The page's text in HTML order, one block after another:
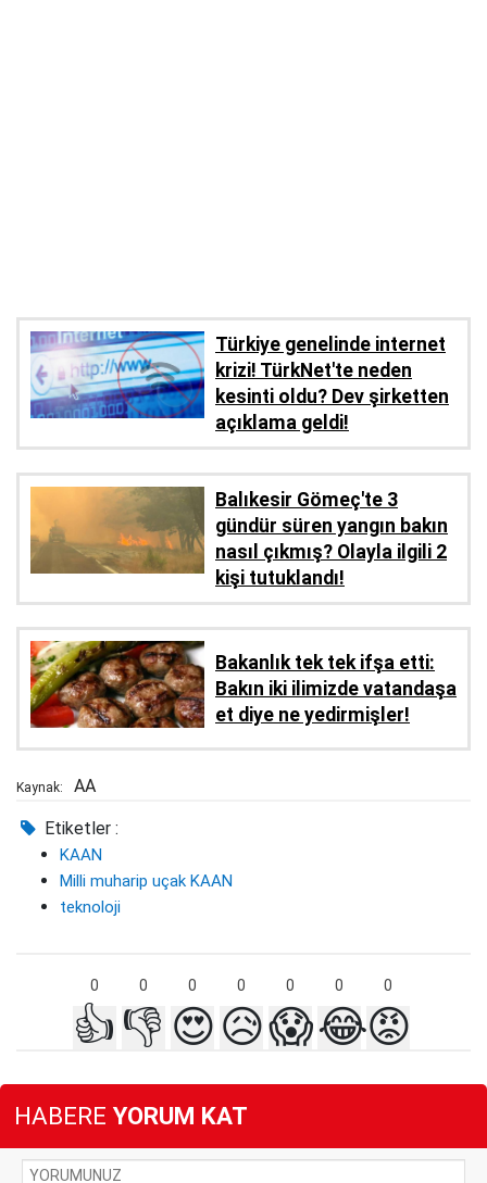
Türkiye genelinde internet
krizi! TürkNet'te neden
kesinti oldu? Dev şirketten
açıklama geldi!
Balıkesir Gömeç'te 3
gündür süren yangın bakın
nasıl çıkmış? Olayla ilgili 2
kişi tutuklandı!
Bakanlık tek tek ifşa etti:
Bakın iki ilimizde vatandaşa
et diye ne yedirmişler!
Kaynak: AA
Etiketler :
KAAN
Milli muharip uçak KAAN
teknoloji
0 0 0 0 0 0 0
👍 👎 😍😥😱😂😡
HABERE YORUM KAT